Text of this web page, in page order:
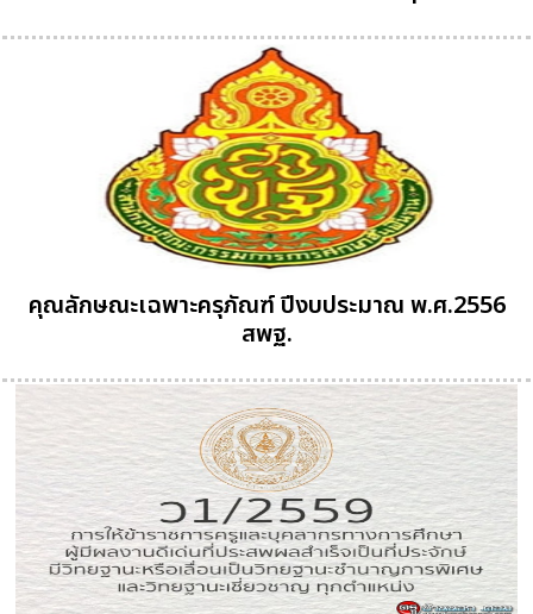
คุณลักษณะเฉพาะครุภัณฑ์ ปีงบประมาณ พ.ศ.2556
สพฐ.